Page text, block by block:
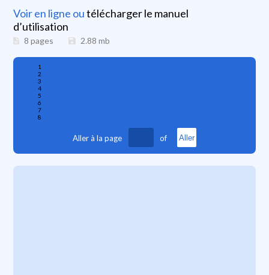
Voir en ligne outélécharger le manuel
d’utilisation
8 pages 2.88 mb
1
2
3
4
5
6
7
8
Aller à la page of Aller